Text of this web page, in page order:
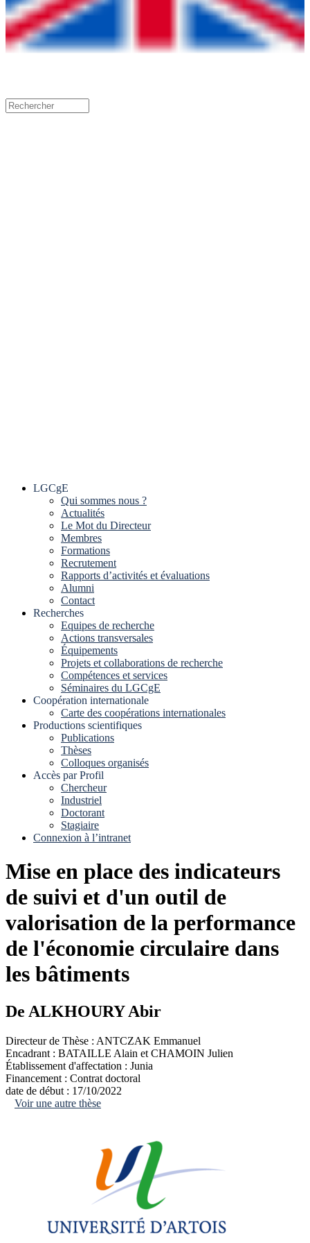
LGCgE
Qui sommes nous ?
Actualités
Le Mot du Directeur
Membres
Formations
Recrutement
Rapports d’activités et évaluations
Alumni
Contact
Recherches
Equipes de recherche
Actions transversales
Équipements
Projets et collaborations de recherche
Compétences et services
Séminaires du LGCgE
Coopération internationale
Carte des coopérations internationales
Productions scientifiques
Publications
Thèses
Colloques organisés
Accès par Profil
Chercheur
Industriel
Doctorant
Stagiaire
Connexion à l’intranet
Mise en place des indicateurs
de suivi et d'un outil de
valorisation de la performance
de l'économie circulaire dans
les bâtiments
De ALKHOURY Abir
Directeur de Thèse : ANTCZAK Emmanuel
Encadrant : BATAILLE Alain et CHAMOIN Julien
Établissement d'affectation : Junia
Financement : Contrat doctoral
date de début : 17/10/2022
Voir une autre thèse